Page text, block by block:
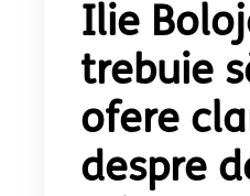
Ilie
trebuie
ofere
despre